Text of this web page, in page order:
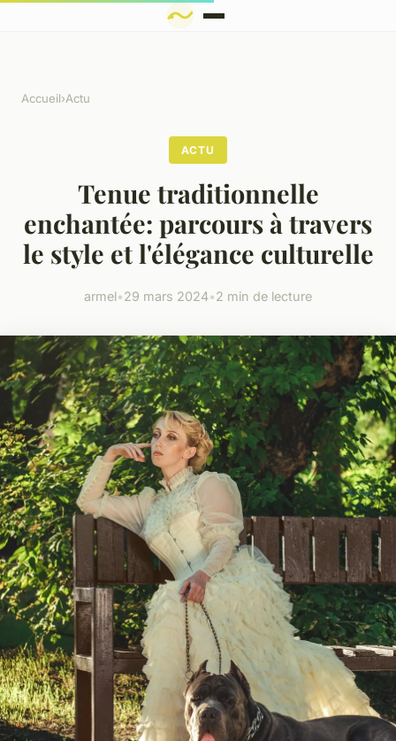
Accueil›Actu
ACTU
Tenue traditionnelle
enchantée: parcours à travers
le style et l'élégance culturelle
armel•29 mars 2024•2 min de lecture